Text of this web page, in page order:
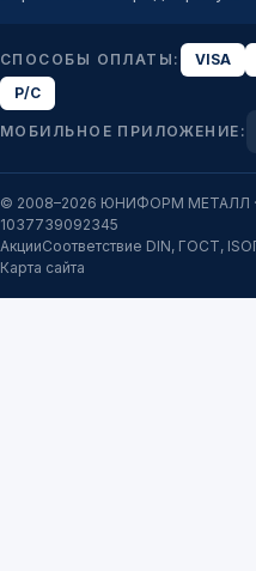
СПОСОБЫ ОПЛАТЫ: VISA
Р/С
МОБИЛЬНОЕ ПРИЛОЖЕНИЕ:
© 2008–2026 ЮНИФОРМ МЕТАЛЛ ·
1037739092345
АкцииСоответствие DIN, ГОСТ, ISO
Карта сайта